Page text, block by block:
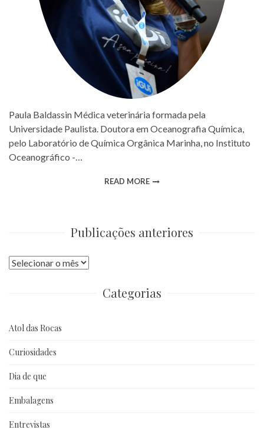
Paula Baldassin Médica veterinária formada pela
Universidade Paulista. Doutora em Oceanografia Química,
pelo Laboratório de Química Orgânica Marinha, no Instituto
Oceanográfico -…
READ MORE
Publicações anteriores
Publicações
Categorias
Atol das Rocas
Curiosidades
Dia de que
Embalagens
Entrevistas